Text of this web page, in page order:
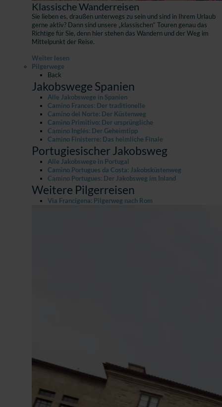
Klassische Wanderreisen
Sie lieben es, draußen unterwegs zu sein und sind in Ihrem Urlaub
gerne aktiv? Dann sind unsere „klassischen“ Touren genau das
Richtige für Sie, denn hier stehen das Wandern und der Weg im
Mittelpunkt der Reise.
Weiter lesen
Pilgerwege
Back
Jakobswege Spanien
Alle Jakobswege in Spanien
Camino Frances: Der traditionelle
Camino del Norte: Der Küstenweg
Camino Primitivo: Der ursprüngliche
Camino Inglés: Der Geheimtipp
Camino Finisterre: Das heimliche Finale
Portugiesischer Jakobsweg
Alle Jakobswege in Portugal
Camino Portugues da Costa: Jakobsküstenweg
Camino Portugues: Der Jakobsweg im Inland
Weitere Pilgerreisen
Via Francigena: Pilgerweg nach Rom